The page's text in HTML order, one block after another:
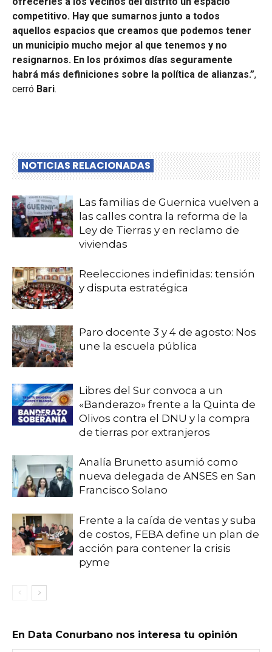
competitivo. Hay que sumarnos junto a todos
aquellos espacios que creamos que podemos tener
un municipio mucho mejor al que tenemos y no
resignarnos. En los próximos días seguramente
habrá más definiciones sobre la política de alianzas.”,
cerró Bari.
NOTICIAS RELACIONADAS
Las familias de Guernica vuelven a
las calles contra la reforma de la
Ley de Tierras y en reclamo de
viviendas
Reelecciones indefinidas: tensión
y disputa estratégica
Paro docente 3 y 4 de agosto: Nos
une la escuela pública
Libres del Sur convoca a un
«Banderazo» frente a la Quinta de
Olivos contra el DNU y la compra
de tierras por extranjeros
Analía Brunetto asumió como
nueva delegada de ANSES en San
Francisco Solano
Frente a la caída de ventas y suba
de costos, FEBA define un plan de
acción para contener la crisis
pyme
En Data Conurbano nos interesa tu opinión